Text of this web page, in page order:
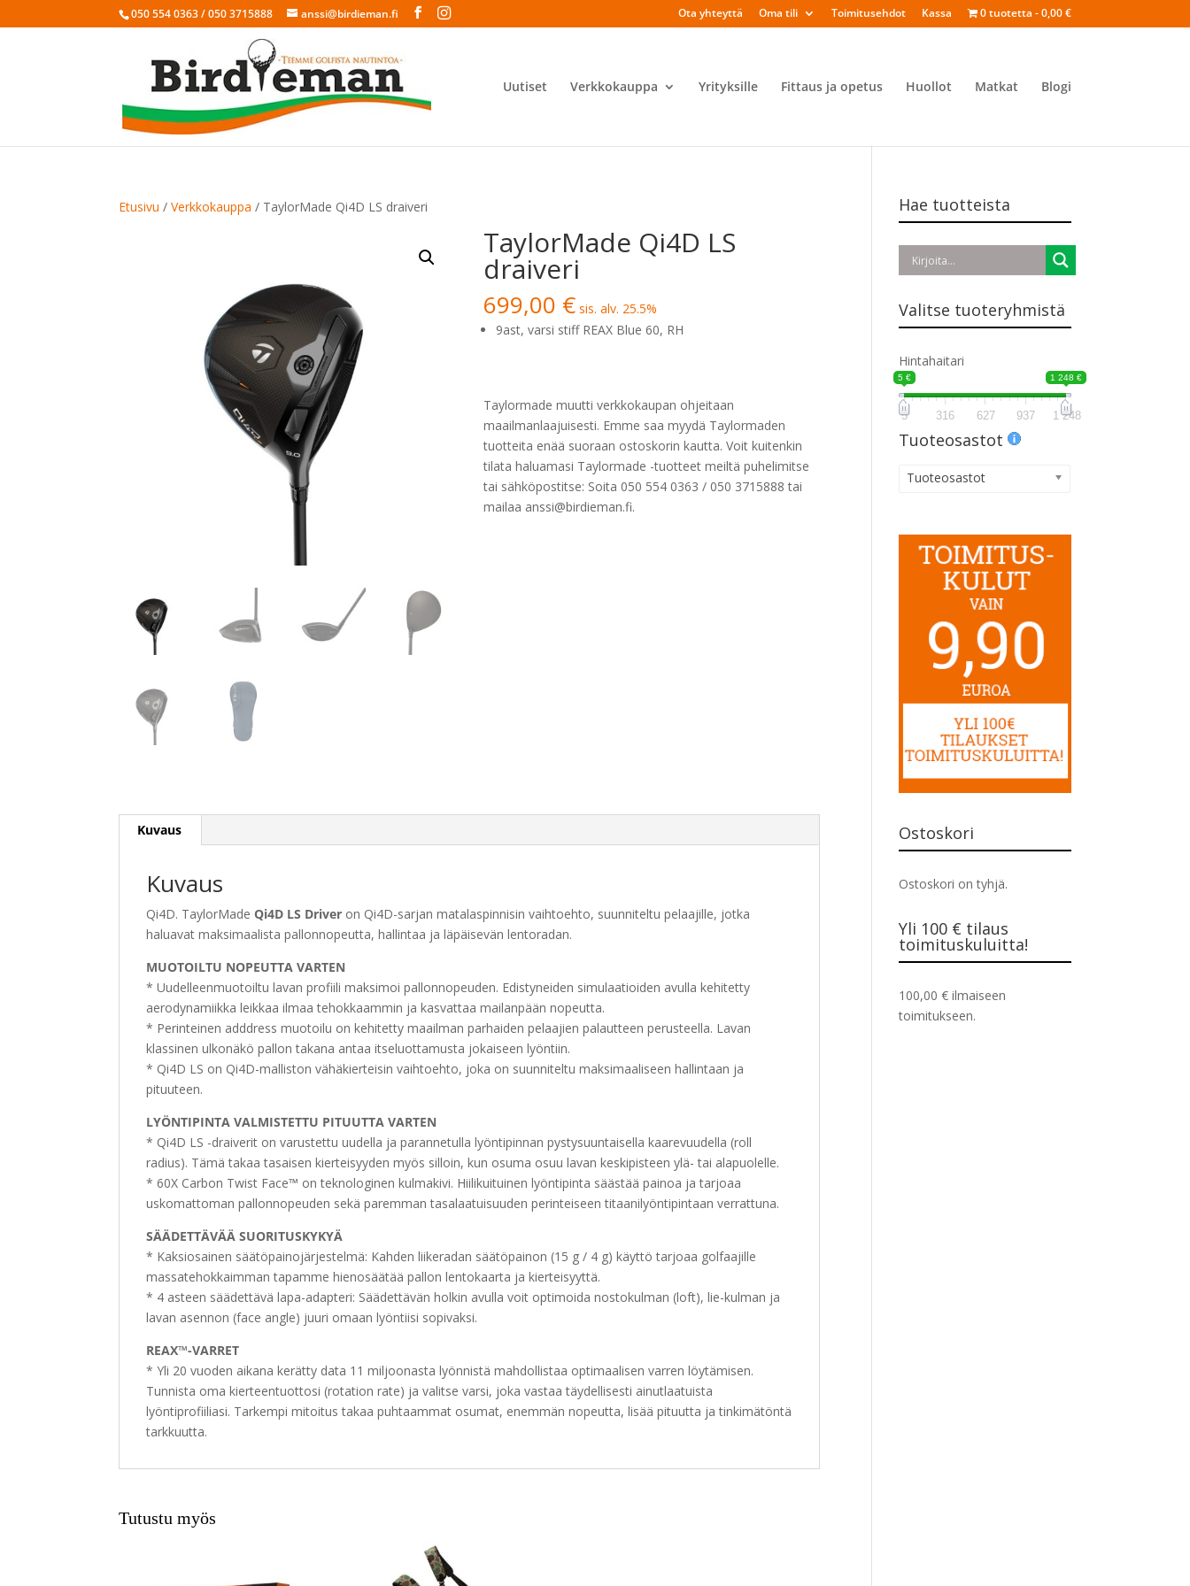
050 554 0363 / 050 3715888 anssi@birdieman.fi Ota yhteyttä Oma tili Toimitusehdot Kassa 0 tuotetta 0,00 €
Uutiset Verkkokauppa Yrityksille Fittaus ja opetus Huollot Matkat Blogi
Etusivu /Verkkokauppa / TaylorMade Qi4D LS draiveri
TaylorMade Qi4D LS
draiveri
699,00 € sis. alv. 25.5%
9ast, varsi stiff REAX Blue 60, RH
Taylormade muutti verkkokaupan ohjeitaan
maailmanlaajuisesti. Emme saa myydä Taylormaden
tuotteita enää suoraan ostoskorin kautta. Voit kuitenkin
tilata haluamasi Taylormade -tuotteet meiltä puhelimitse
tai sähköpostitse: Soita 050 554 0363 / 050 3715888 tai
mailaa anssi@birdieman.fi.
Kuvaus
Kuvaus
Qi4D. TaylorMadeQi4D LS Driver on Qi4D-sarjan matalaspinnisin vaihtoehto, suunniteltu pelaajille, jotka
haluavat maksimaalista pallonnopeutta, hallintaa ja läpäisevän lentoradan.
MUOTOILTU NOPEUTTA VARTEN
* Uudelleenmuotoiltu lavan profiili maksimoi pallonnopeuden. Edistyneiden simulaatioiden avulla kehitetty
aerodynamiikka leikkaa ilmaa tehokkaammin ja kasvattaa mailanpään nopeutta.
* Perinteinen adddress muotoilu on kehitetty maailman parhaiden pelaajien palautteen perusteella. Lavan
klassinen ulkonäkö pallon takana antaa itseluottamusta jokaiseen lyöntiin.
* Qi4D LS on Qi4D-malliston vähäkierteisin vaihtoehto, joka on suunniteltu maksimaaliseen hallintaan ja
pituuteen.
LYÖNTIPINTA VALMISTETTU PITUUTTA VARTEN
* Qi4D LS -draiverit on varustettu uudella ja parannetulla lyöntipinnan pystysuuntaisella kaarevuudella (roll
radius). Tämä takaa tasaisen kierteisyyden myös silloin, kun osuma osuu lavan keskipisteen ylä- tai alapuolelle.
* 60X Carbon Twist Face™ on teknologinen kulmakivi. Hiilikuituinen lyöntipinta säästää painoa ja tarjoaa
uskomattoman pallonnopeuden sekä paremman tasalaatuisuuden perinteiseen titaanilyöntipintaan verrattuna.
SÄÄDETTÄVÄÄ SUORITUSKYKYÄ
* Kaksiosainen säätöpainojärjestelmä: Kahden liikeradan säätöpainon (15 g / 4 g) käyttö tarjoaa golfaajille
massatehokkaimman tapamme hienosäätää pallon lentokaarta ja kierteisyyttä.
* 4 asteen säädettävä lapa-adapteri: Säädettävän holkin avulla voit optimoida nostokulman (loft), lie-kulman ja
lavan asennon (face angle) juuri omaan lyöntiisi sopivaksi.
REAX™-VARRET
* Yli 20 vuoden aikana kerätty data 11 miljoonasta lyönnistä mahdollistaa optimaalisen varren löytämisen.
Tunnista oma kierteentuottosi (rotation rate) ja valitse varsi, joka vastaa täydellisesti ainutlaatuista
lyöntiprofiiliasi. Tarkempi mitoitus takaa puhtaammat osumat, enemmän nopeutta, lisää pituutta ja tinkimätöntä
tarkkuutta.
Tutustu myös
Hae tuotteista
Valitse tuoteryhmistä
Hintahaitari
5 € 1 248 €
5 316 627 937 1 248
Tuoteosastot
Tuoteosastot
Ostoskori
Ostoskori on tyhjä.
Yli 100 € tilaus
toimituskuluitta!
100,00€ ilmaiseen
toimitukseen.